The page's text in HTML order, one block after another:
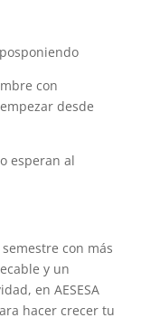
con
desde
esperan al
con más
y un
en AESESA
hacer crecer tu